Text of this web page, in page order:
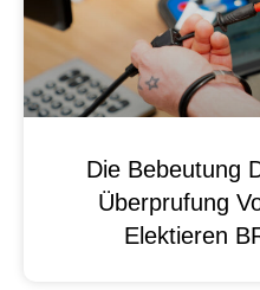
Die Bebeutung
Überprufung
Elektieren